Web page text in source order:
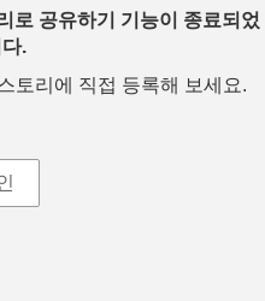
로 공유하기 기능이 종료되었
.
토리에 직접 등록해 보세요.